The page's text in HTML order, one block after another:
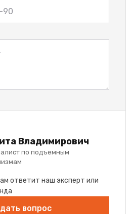
Владимирович
по подъемным
ответит наш эксперт или
вопрос